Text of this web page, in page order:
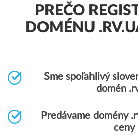
PREČO
DOMÉNU
Sme spoľahlivý
domén
Predávame domény
ceny